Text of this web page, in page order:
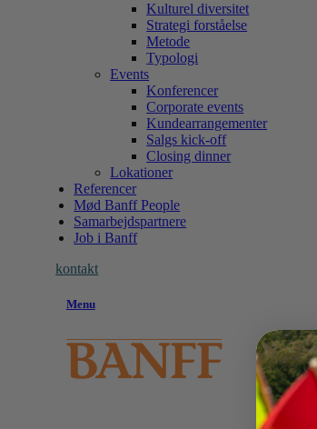
Kulturel diversitet
Strategi forståelse
Metode
Typologi
Events
Konferencer
Corporate events
Kundearrangementer
Salgs kick-off
Closing dinner
Lokationer
Referencer
Mød Banff People
Samarbejdspartnere
Job i Banff
kontakt
Menu